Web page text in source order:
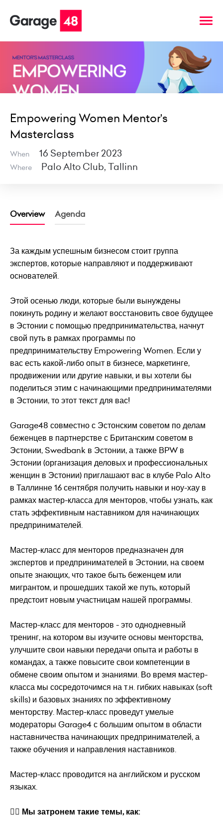
Empowering Women Mentor's
Masterclass
When 16 September 2023
Where Palo Alto Club, Tallinn
Overview Agenda
За каждым успешным бизнесом стоит группа
экспертов, которые направляют и поддерживают
основателей.
Этой осенью люди, которые были вынуждены
покинуть родину и желают восстановить свое будущее
в Эстонии с помощью предпринимательства, начнут
свой путь в рамках программы по
предпринимательству Empowering Women. Если у
вас есть какой-либо опыт в бизнесе, маркетинге,
продвижении или другие навыки, и вы хотели бы
поделиться этим с начинающими предпринимателями
в Эстонии, то этот текст для вас!
Garage48 совместно с Эстонским советом по делам
беженцев в партнерстве с Британским советом в
Эстонии, Swedbank в Эстонии, а также BPW в
Эстонии (организация деловых и профессиональных
женщин в Эстонии) приглашают вас в клубе Palo Alto
в Таллинне 16 сентября получить навыки и ноу-хау в
рамках мастер-класса для менторов, чтобы узнать, как
стать эффективным наставником для начинающих
предпринимателей.
Мастер-класс для менторов предназначен для
экспертов и предпринимателей в Эстонии, на своем
опыте знающих, что такое быть беженцем или
мигрантом, и прошедших такой же путь, который
предстоит новым участницам нашей программы.
Мастер-класс для менторов - это однодневный
тренинг, на котором вы изучите основы менторства,
улучшите свои навыки передачи опыта и работы в
командах, а также повысите свои компетенции в
обмене своим опытом и знаниями. Во время мастер-
класса мы сосредоточимся на т.н. гибких навыках (soft
skills) и базовых знаниях по эффективному
менторству. Мастер-класс проведут умелые
модераторы Garage4 с большим опытом в области
наставничества начинающих предпринимателей, а
также обучения и направления наставников.
Мастер-класс проводится на английском и русском
языках.
👉🏻 Мы затронем такие темы, как: